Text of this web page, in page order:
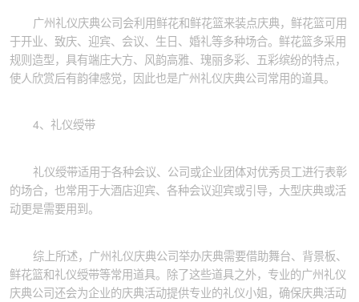
广州礼仪庆典公司会利用鲜花和鲜花篮来装点庆典，鲜花篮可用
于开业、致庆、迎宾、会议、生日、婚礼等多种场合。鲜花篮多采用
规则造型，具有端庄大方、风韵高雅、瑰丽多彩、五彩缤纷的特点，
使人欣赏后有韵律感觉，因此也是广州礼仪庆典公司常用的道具。
4、礼仪绶带
礼仪绶带适用于各种会议、公司或企业团体对优秀员工进行表彰
的场合，也常用于大酒店迎宾、各种会议迎宾或引导，大型庆典或活
动更是需要用到。
综上所述，广州礼仪庆典公司举办庆典需要借助舞台、背景板、
鲜花篮和礼仪绶带等常用道具。除了这些道具之外，专业的广州礼仪
庆典公司还会为企业的庆典活动提供专业的礼仪小姐，确保庆典活动